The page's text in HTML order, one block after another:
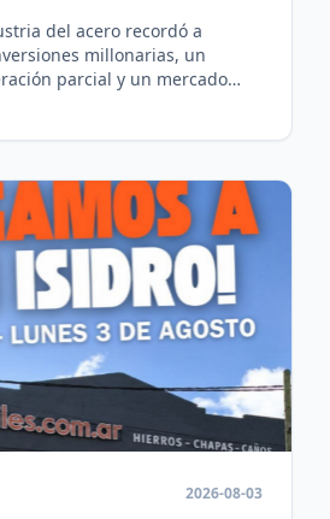
del acero recordó a
millonarias, un
parcial y un mercado
2026-08-03